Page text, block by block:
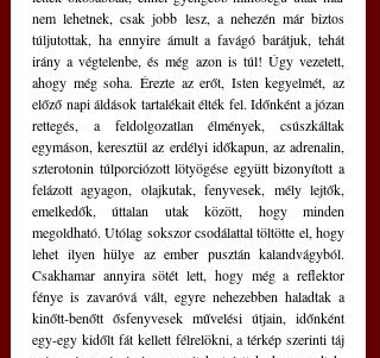
nem lehetnek, csak jobb lesz, a nehezén már biztos
túljutottak, ha ennyire ámult a favágó barátjuk, tehát
irány a végtelenbe, és még azon is túl! Úgy vezetett,
ahogy még soha. Érezte az erőt, Isten kegyelmét, az
előző napi áldások tartalékait élték fel. Időnként a józan
rettegés, a feldolgozatlan élmények, csúszkáltak
egymáson, keresztül az erdélyi időkapun, az adrenalin,
szterotonin túlporciózott lötyögése együtt bizonyított a
felázott agyagon, olajkutak, fenyvesek, mély lejtők,
emelkedők, úttalan utak között, hogy minden
megoldható. Utólag sokszor csodálattal töltötte el, hogy
lehet ilyen hülye az ember pusztán kalandvágyból.
Csakhamar annyira sötét lett, hogy még a reflektor
fénye is zavaróvá vált, egyre nehezebben haladtak a
kinőtt-benőtt ősfenyvesek művelési útjain, időnként
egy-egy kidőlt fát kellett félrelökni, a térkép szerinti táj